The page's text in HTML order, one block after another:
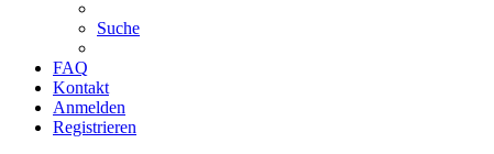
Suche
FAQ
Kontakt
Anmelden
Registrieren